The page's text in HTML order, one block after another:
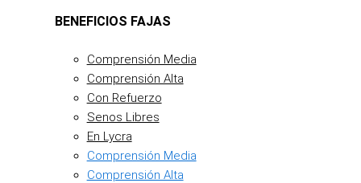
BENEFICIOS FAJAS
Comprensión Media
Comprensión Alta
Con Refuerzo
Senos Libres
En Lycra
Comprensión Media
Comprensión Alta